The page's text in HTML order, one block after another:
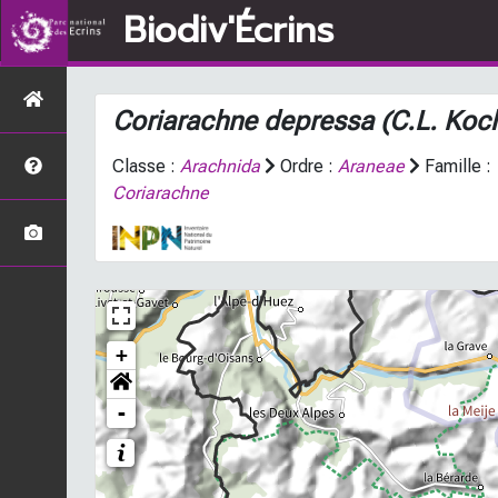
Biodiv'Écrins
Coriarachne depressa(C.L.
Classe : Arachnida Ordre : Araneae Famille :
Coriarachne
+
-